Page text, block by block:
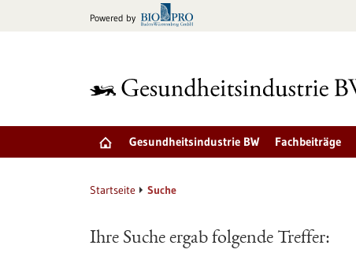
Powered by
Gesundheitsindustrie BW Fachbeiträge
Startseite Suche
Ihre Suche ergab folgende Treffer: